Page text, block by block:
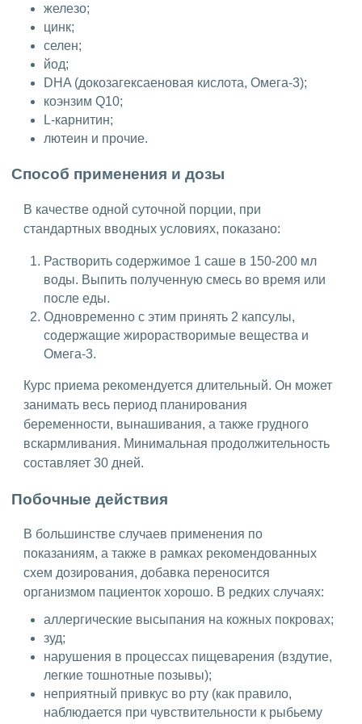
железо;
цинк;
селен;
йод;
DHA (докозагексаеновая кислота, Омега-3);
коэнзим Q10;
L-карнитин;
лютеин и прочие.
Способ применения и дозы
В качестве одной суточной порции, при
стандартных вводных условиях, показано:
Растворить содержимое 1 саше в 150-200 мл
воды. Выпить полученную смесь во время или
после еды.
Одновременно с этим принять 2 капсулы,
содержащие жирорастворимые вещества и
Омега-3.
Курс приема рекомендуется длительный. Он может
занимать весь период планирования
беременности, вынашивания, а также грудного
вскармливания. Минимальная продолжительность
составляет 30 дней.
Побочные действия
В большинстве случаев применения по
показаниям, а также в рамках рекомендованных
схем дозирования, добавка переносится
организмом пациенток хорошо. В редких случаях:
аллергические высыпания на кожных покровах;
зуд;
нарушения в процессах пищеварения (вздутие,
легкие тошнотные позывы);
неприятный привкус во рту (как правило,
наблюдается при чувствительности к рыбьему